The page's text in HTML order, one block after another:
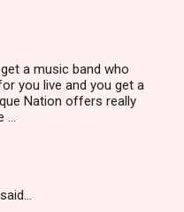
a music band who
you live and you get a
Nation offers really
said…